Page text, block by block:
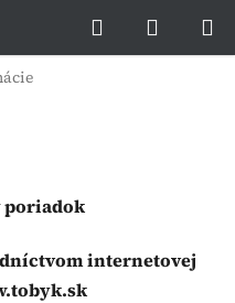
Hľadať
KOŠÍK
poriadok
internetovej